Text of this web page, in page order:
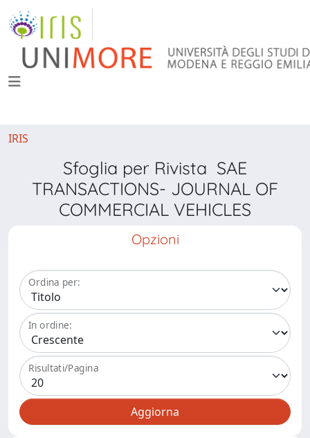
IRIS
Sfoglia per Rivista SAE
TRANSACTIONS- JOURNAL OF
COMMERCIAL VEHICLES
Opzioni
Ordina per:
In ordine:
Risultati/Pagina